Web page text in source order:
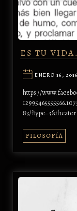
ES TU
ENERO 16, 2016
https://
83/?type=3&theater
FILOSOFÍA